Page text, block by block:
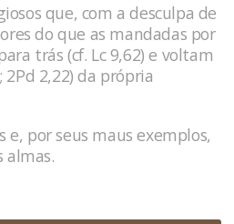
que, com a desculpa de
do que as mandadas por
trás (cf. Lc 9,62) e voltam
2Pd 2,22) da própria
e, por seus maus exemplos,
al­mas.